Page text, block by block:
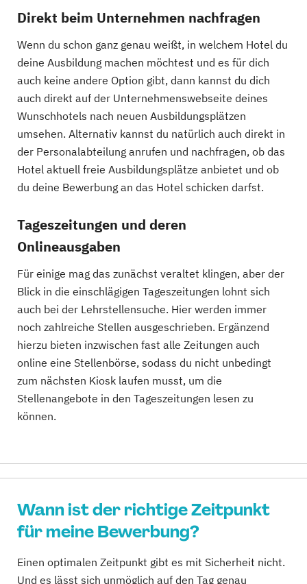
Direkt beim Unternehmen nachfragen
Wenn du schon ganz genau weißt, in welchem Hotel du
deine Ausbildung machen möchtest und es für dich
auch keine andere Option gibt, dann kannst du dich
auch direkt auf der Unternehmenswebseite deines
Wunschhotels nach neuen Ausbildungsplätzen
umsehen. Alternativ kannst du natürlich auch direkt in
der Personalabteilung anrufen und nachfragen, ob das
Hotel aktuell freie Ausbildungsplätze anbietet und ob
du deine Bewerbung an das Hotel schicken darfst.
Tageszeitungen und deren
Onlineausgaben
Für einige mag das zunächst veraltet klingen, aber der
Blick in die einschlägigen Tageszeitungen lohnt sich
auch bei der Lehrstellensuche. Hier werden immer
noch zahlreiche Stellen ausgeschrieben. Ergänzend
hierzu bieten inzwischen fast alle Zeitungen auch
online eine Stellenbörse, sodass du nicht unbedingt
zum nächsten Kiosk laufen musst, um die
Stellenangebote in den Tageszeitungen lesen zu
können.
Wann ist der richtige Zeitpunkt
für meine Bewerbung?
Einen optimalen Zeitpunkt gibt es mit Sicherheit nicht.
Und es lässt sich unmöglich auf den Tag genau